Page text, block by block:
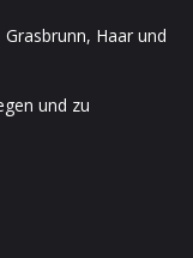
Haar und
und zu